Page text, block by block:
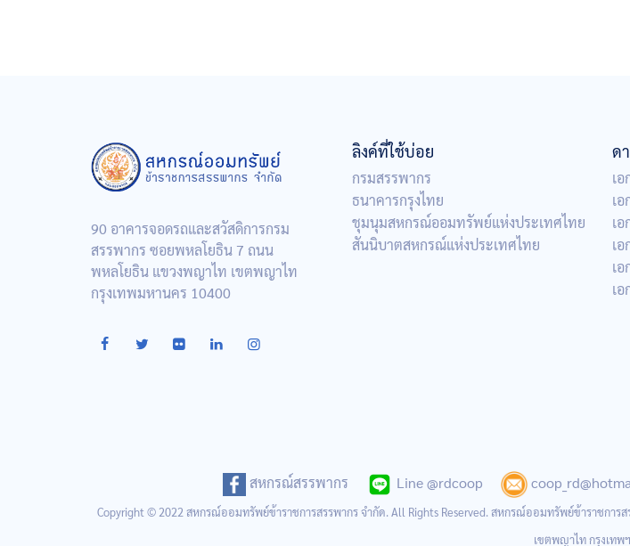
90 อาคารจอดรถและสวัสดิการกรม
สรรพากร ซอยพหลโยธิน 7 ถนน
พหลโยธิน แขวงพญาไท เขตพญาไท
กรุงเทพมหานคร 10400
ลิงค์ที่ใช้บ่อย
กรมสรรพากร
ธนาคารกรุงไทย
ชุมนุมสหกรณ์ออมทรัพย์แห่งประเทศไทย
สันนิบาตสหกรณ์แห่งประเทศไทย
ด
เ
เอ
เ
เ
เ
เ
สหกรณ์สรรพากร Line @rdcoop
Copyright © 2022 สหกรณ์ออมทรัพย์ข้าราชการสรรพากร จำกัด. All Rights Reserved. สหกรณ์ออมทรัพย์ข้าราชกา
เขตพญาไท กรุงเทพ